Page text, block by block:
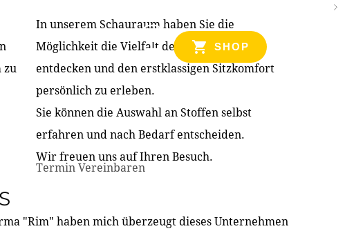
SHOP
zu
In unserem Schauraum haben Sie die
Möglichkeit die Vielfalt der Produkte zu
entdecken und den erstklassigen Sitzkomfort
persönlich zu erleben.
Sie können die Auswahl an Stoffen selbst
erfahren und nach Bedarf entscheiden.
Wir freuen uns auf Ihren Besuch.
Termin Vereinbaren
"Rim" haben mich überzeugt dieses Unternehmen